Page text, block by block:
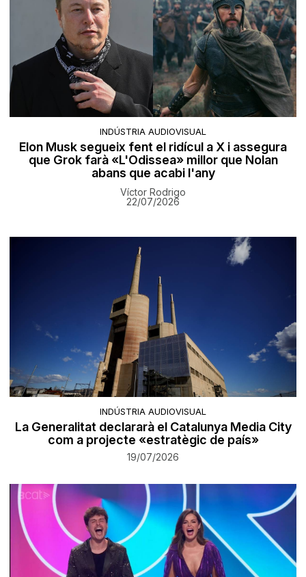
INDÚSTRIA AUDIOVISUAL
Elon Musk segueix fent el ridícul a X i assegura
que Grok farà «L'Odissea» millor que Nolan
abans que acabi l'any
Víctor Rodrigo
22/07/2026
INDÚSTRIA AUDIOVISUAL
La Generalitat declararà el Catalunya Media City
com a projecte «estratègic de país»
19/07/2026